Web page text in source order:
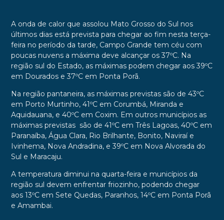
A onda de calor que assolou Mato Grosso do Sul nos
últimos dias está prevista para chegar ao fim nesta terça-
feira no período da tarde, Campo Grande tem céu com
poucas nuvens a máxima deve alcançar os 37ºC. Na
região sul do Estado, as máximas podem chegar aos39ºC
em Dourados e37ºC em Ponta Porã.
Na região pantaneira, as máximas previstas são de 43ºC
em Porto Murtinho, 41ºC em Corumbá, Miranda e
Aquidauana, e 40ºC em Coxim. Em outros municípios as
máximas previstas são de 41ºC em Três Lagoas, 40ºC em
Paranaíba, Água Clara, Rio Brilhante, Bonito, Naviraí e
Ivinhema, Nova Andradina, e 39ºC em Nova Alvorada do
Sul e Maracaju.
A temperatura diminui na quarta-feira e municípios da
região sul devem enfrentar friozinho, podendo chegar
aos 13ºC em Sete Quedas, Paranhos, 14ºC em Ponta Porã
e Amambai.